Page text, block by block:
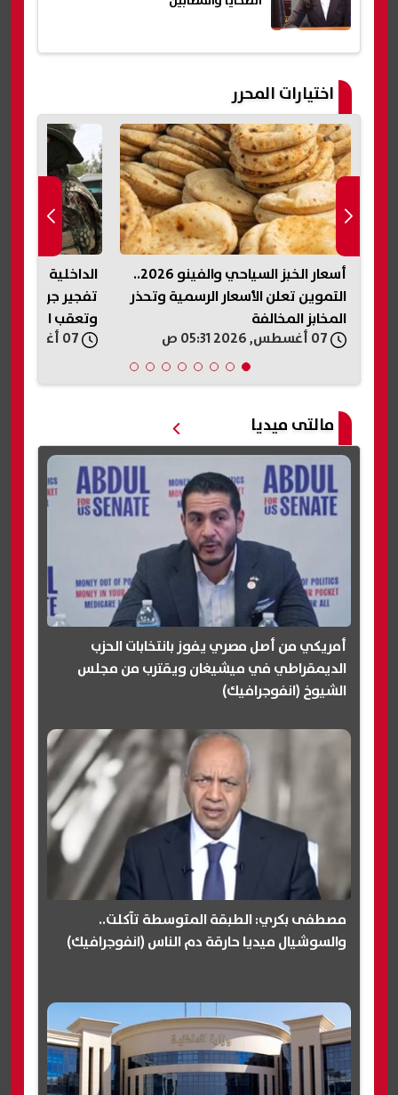
اختيارات المحرر
أسعار الخبز السياحي والفينو 2026..
التموين تعلن الأسعار الرسمية وتحذر
المخابز المخالفة
الداخلية
تفجير جرمانا..
وتعقب
مالتى ميديا
أمريكي من أصل مصري يفوز بانتخابات الحزب
الديمقراطي في ميشيغان ويقترب من مجلس
الشيوخ (انفوجرافيك)
مصطفى بكري: الطبقة المتوسطة تآكلت..
والسوشيال ميديا حارقة دم الناس (انفوجرافيك)